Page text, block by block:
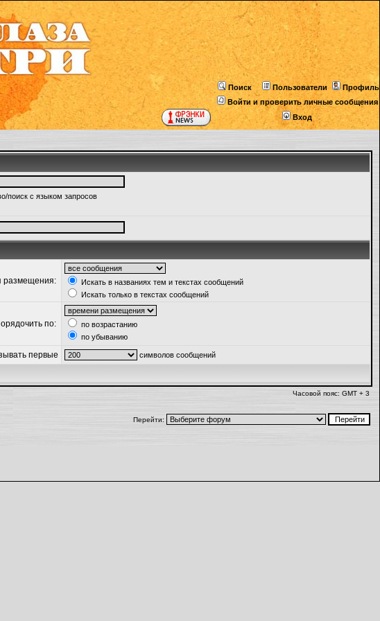
Поиск Пользователи
Профиль
Войти и проверить личные сообщения
Вход
поиск с языком запросов
размещения:
Искать в названиях тем и текстах сообщений
Искать только в текстах сообщений
по:
по возрастанию
по убыванию
первые символов сообщений
Часовой пояс: GMT + 3
Перейти: